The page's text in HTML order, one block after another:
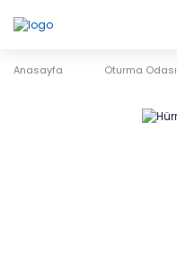
Anasayfa Oturma Odası